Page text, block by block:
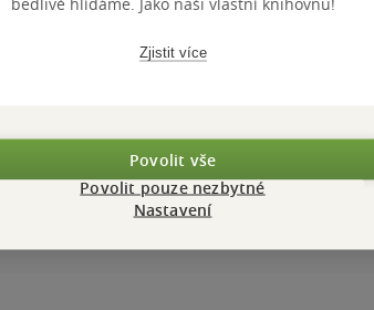
Zjistit více
Povolit vše
Povolit pouze nezbytné
Nastavení